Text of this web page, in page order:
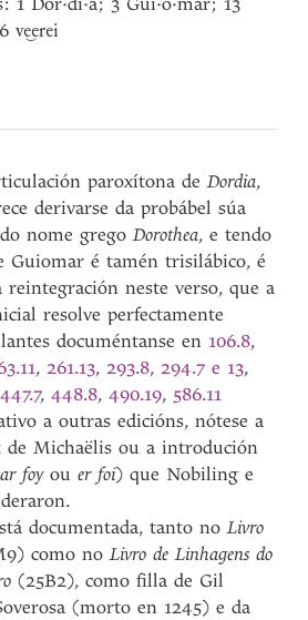
ve͜erei
paroxítona deDordia,
derivarse da probábel súa
do nome gregoDorothea, e tendo
Guiomar é tamén trisilábico, é
reintegración neste verso, que a
resolve perfectamente
documéntanse en 106.8,
, 261.13, 293.8, 294.7 e 13,
447.7,448.8,490.19, 586.11
a outras edicións, nótese a
de Michaëlis ou a introdución
ar foyouer foi) que Nobiling e
documentada, tanto noLivro
como noLivro de Linhagens do
(25B2), como filla de Gil
(morto en 1245) e da